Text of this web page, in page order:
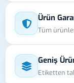
Ürün
Tüm
Geniş
Etiketten